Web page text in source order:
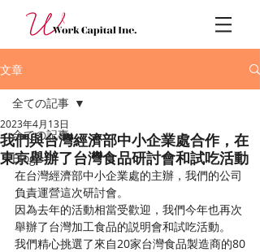
文章
全ての記事
Blog
全ての記事
我們與台灣經濟部中小企業處合作，在
東京舉辦了台灣食品研討會和試吃活動
2023年4月13日
在台灣經濟部中小企業處的主辦，我們的公司
負責運營這次研討會。
因為去年的活動相當受歡迎，我們今年也再次
舉辦了台灣加工食品的説明會和試吃活動。
我們精心挑選了來自20家台灣食品製造商的80